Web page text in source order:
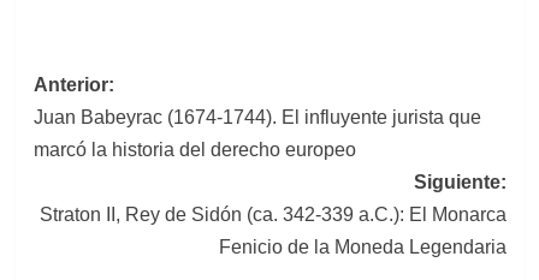
Navegación
de
Anterior:
Juan Babeyrac (1674-1744). El influyente jurista que
marcó la historia del derecho europeo
Siguiente:
Straton II, Rey de Sidón (ca. 342-339 a.C.): El Monarca
Fenicio de la Moneda Legendaria